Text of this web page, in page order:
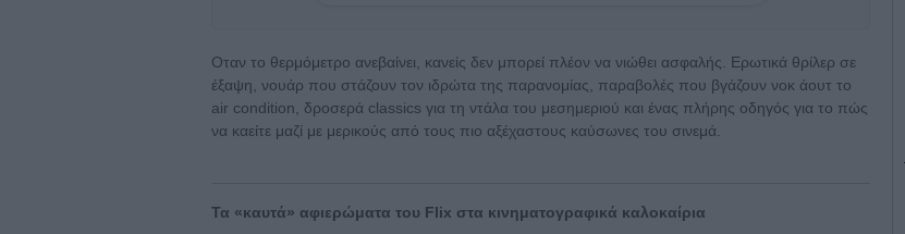
Οταν το θερμόμετρο ανεβαίνει, κανείς δεν μπορεί πλέον να νιώθει ασφαλής. Ερωτικά θρίλερ σε
έξαψη, νουάρ που στάζουν τον ιδρώτα της παρανομίας, παραβολές που βγάζουν νοκ άουτ το
air condition, δροσερά classics για τη ντάλα του μεσημεριού και ένας πλήρης οδηγός για το πώς
να καείτε μαζί με μερικούς από τους πιο αξέχαστους καύσωνες του σινεμά.
Τα «καυτά» αφιερώματα του Flix στα κινηματογραφικά καλοκαίρια